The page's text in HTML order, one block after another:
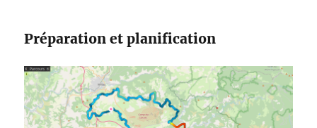
Préparation et planification